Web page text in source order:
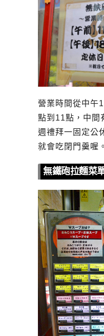
營業時間從中午
點到11點，中間
週禮拜一固定公
就會吃閉門羹喔。
無鐵砲拉麵菜